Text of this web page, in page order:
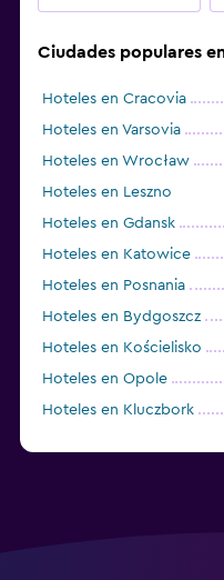
Ciudades populares
Hoteles en Cracovia
Hoteles en Varsovia
Hoteles en Wrocław
Hoteles en Leszno
Hoteles en Gdansk
Hoteles en Katowice
Hoteles en Posnania
Hoteles en Bydgoszcz
Hoteles en Kościelisko
Hoteles en Opole
Hoteles en Kluczbork